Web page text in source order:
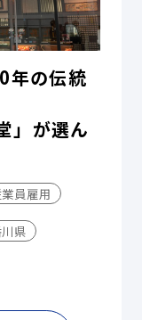
年の伝統
」が選ん
員雇用
県